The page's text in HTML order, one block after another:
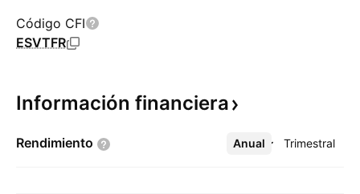
Código CFI
ESVTFR
Información financiera
Rendimiento Anual Trimestral
Más